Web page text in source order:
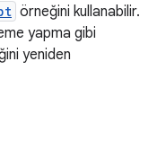
örneğini kullanabilir.
yapma gibi
yeniden